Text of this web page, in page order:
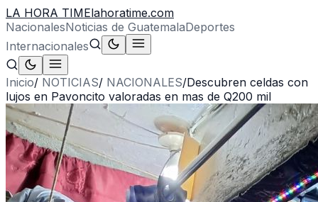
LA HORA TIMElahoratime.com
NacionalesNoticias de GuatemalaDeportes
Internacionales
Inicio/ NOTICIAS/ NACIONALES/Descubren celdas con
lujos en Pavoncito valoradas en mas de Q200 mil